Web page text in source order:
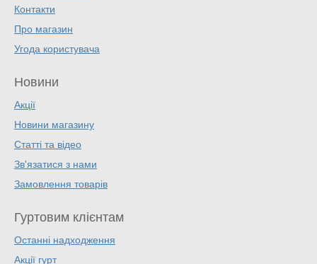
Контакти
Про магазин
Угода користувача
Новини
Акції
Новини магазину
Статті та відео
Зв'язатися з нами
Замовлення товарів
Гуртовим клієнтам
Останні надходження
Акції гурт